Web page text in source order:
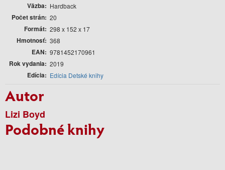
Väzba Hardback
Počet strán 20
Formát 298 x 152 x 17
Hmotnosť 368
EAN 9781452170961
Rok vydania 2019
Edícia Edícia Detské knihy
Autor
Lizi Boyd
Podobné knihy